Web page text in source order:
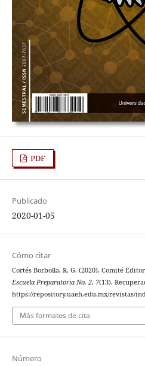
PDF
Publicado
2020-01-05
Cómo citar
Cortés Borbolla, R. G. (2020). Comité
Escuela Preparatoria No. 2, 7(13).
https://repository.uaeh.edu.mx/revistas/
Más formatos de cita
Número